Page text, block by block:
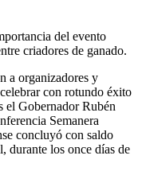
del evento
criadores de ganado.
a organizadores y
con rotundo éxito
el Gobernador Rubén
Semanera
concluyó con saldo
durante los once días de